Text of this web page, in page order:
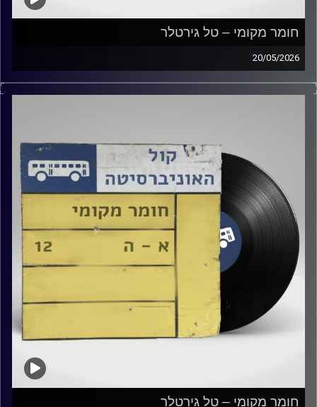
חומר מקומי – טל גירטלר
20/05/2026
שעה של מוזיקה ישראלית עם טל גירטלר
חומר מקומי – טל גירטלר